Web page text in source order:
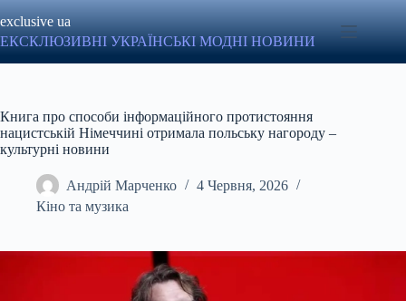
до
вмісту
exclusive ua
ЕКСКЛЮЗИВНІ УКРАЇНСЬКІ МОДНІ НОВИНИ
Книга про способи інформаційного протистояння
нацистській Німеччині отримала польську нагороду –
культурні новини
Андрій Марченко
4 Червня, 2026
Кіно та музика